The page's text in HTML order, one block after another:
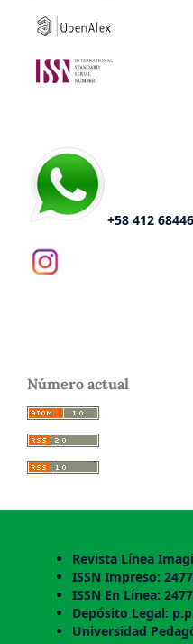
+58 412
Número actual
Revista Línea
ISSN Impreso:
ISSN En Línea:
Depósito Legal:
Universidad